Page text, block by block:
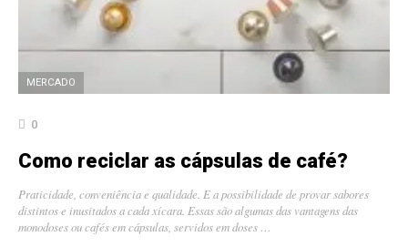
MERCADO
0
Como reciclar as cápsulas de café?
Praticidade, conveniência e qualidade. E a possibilidade de provar sabores
distintos e inusitados a cada xícara. Essas são algumas das vantagens das
monodoses ou cafés em cápsulas, servidos em doses …